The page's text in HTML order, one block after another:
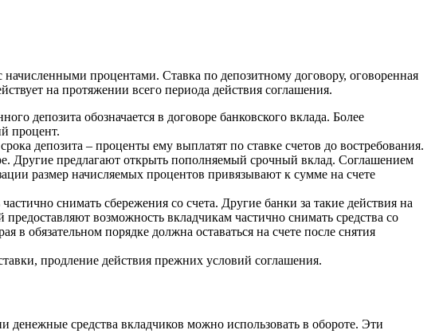
процентами. Ставка по депозитному договору, оговоренная
на протяжении всего периода действия соглашения.
депозита обозначается в договоре банковского вклада. Более
процент.
депозита – проценты ему выплатят по ставке счетов до востребования.
Другие предлагают открыть пополняемый срочный вклад. Соглашением
размер начисляемых процентов привязывают к сумме на счете
снимать сбережения со счета. Другие банки за такие действия на
возможность вкладчикам частично снимать средства со
в обязательном порядке должна оставаться на счете после снятия
продление действия прежних условий соглашения.
денежные средства вкладчиков можно использовать в обороте. Эти